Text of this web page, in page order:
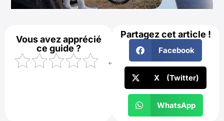
Vous avez apprécié
ce guide ?
←
Partagez cet article !
Facebook
X (Twitter)
WhatsApp